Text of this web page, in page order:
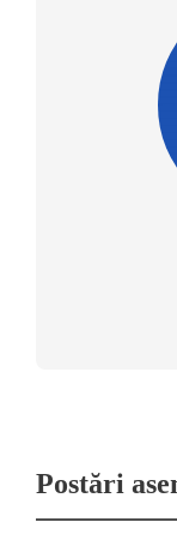
Postări